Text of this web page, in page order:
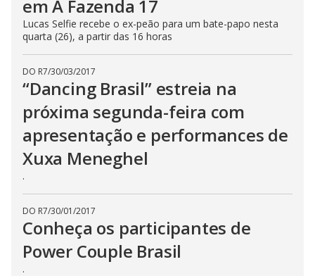
em A Fazenda 17
Lucas Selfie recebe o ex-peão para um bate-papo nesta
quarta (26), a partir das 16 horas
DO R7/30/03/2017
“Dancing Brasil” estreia na
próxima segunda-feira com
apresentação e performances de
Xuxa Meneghel
.
DO R7/30/01/2017
Conheça os participantes de
Power Couple Brasil
.